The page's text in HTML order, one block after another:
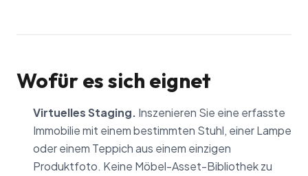
Wofür es sich eignet
Virtuelles Staging. Inszenieren Sie eine erfasste
Immobilie mit einem bestimmten Stuhl, einer Lampe
oder einem Teppich aus einem einzigen
Produktfoto. Keine Möbel-Asset-Bibliothek zu